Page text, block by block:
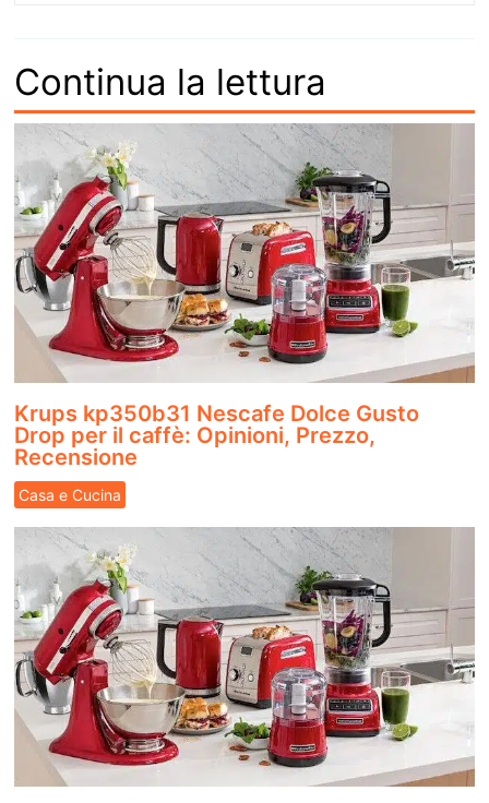
Continua la lettura
Krups kp350b31 Nescafe Dolce Gusto
Drop per il caffè: Opinioni, Prezzo,
Recensione
Casa e Cucina